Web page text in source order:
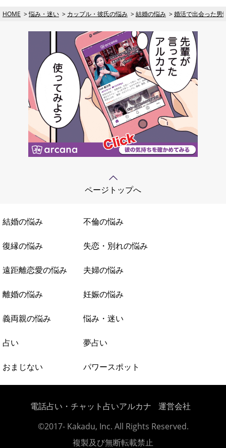
HOME 悩み・迷い カップル・彼氏の悩み 結婚の悩み 婚活で出会った男
ページトップへ
結婚の悩み 不倫の悩み
復縁の悩み 失恋・別れの悩み
遠距離恋愛の悩み 夫婦の悩み
離婚の悩み 妊娠の悩み
義両親の悩み 悩み・迷い
占い 夢占い
おまじない パワースポット
電話占い・チャット占いアルカナ
運営会社
©2017- Kakadu, Inc. All Rights Reserved.
複製及び無断転載禁止